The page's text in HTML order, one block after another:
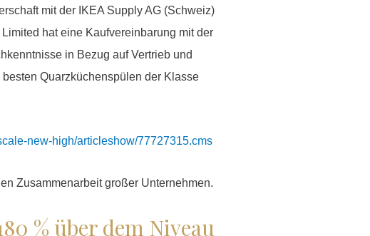
mit der IKEA Supply AG (Schweiz)
hat eine Kaufvereinbarung mit der
in Bezug auf Vertrieb und
Quarzküchenspülen der Klasse
new-high/articleshow/77727315.cms
Zusammenarbeit großer Unternehmen.
% über dem Niveau